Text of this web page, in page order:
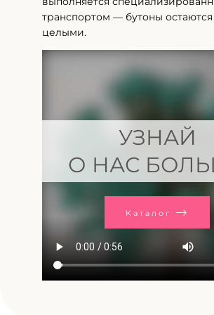
транспортом — бутоны
целыми.
УЗНАЙ
О НАС
Каталог